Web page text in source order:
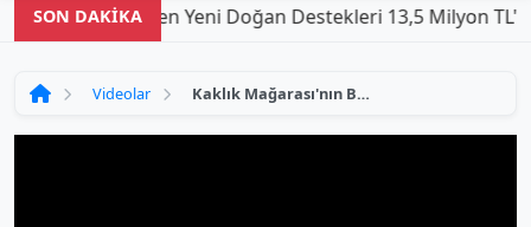
SON DAKİKA
Belediyesi'nden Yeni Doğan Destekleri 13,5 Milyon
Videolar Kaklık Mağarası'nın Büyüleyici Güzellikleri: Ne Kadar Etkileyici Olabilir?